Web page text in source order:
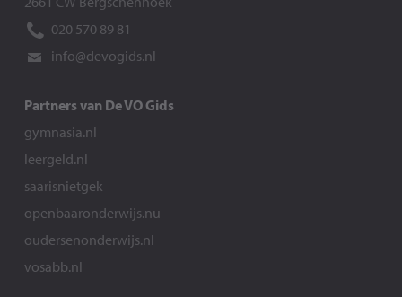
020 570 89 81
info@devogids.nl
Partners van De VO Gids
gymnasia.nl
leergeld.nl
saarisnietgek
openbaaronderwijs.nu
oudersenonderwijs.nl
vosabb.nl